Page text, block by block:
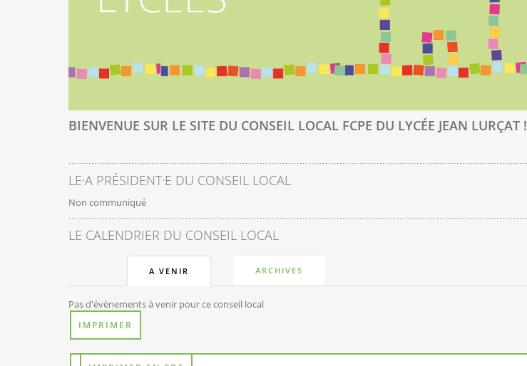
BIENVENUE SUR LE SITE DU CONSEIL LOCAL FCPE DU LYCÉE JEAN LURÇAT !
LE·A PRÉSIDENT·E DU CONSEIL LOCAL
Non communiqué
LE CALENDRIER DU CONSEIL LOCAL
A VENIR ARCHIVES
Pas d'évènements à venir pour ce conseil local
IMPRIMER